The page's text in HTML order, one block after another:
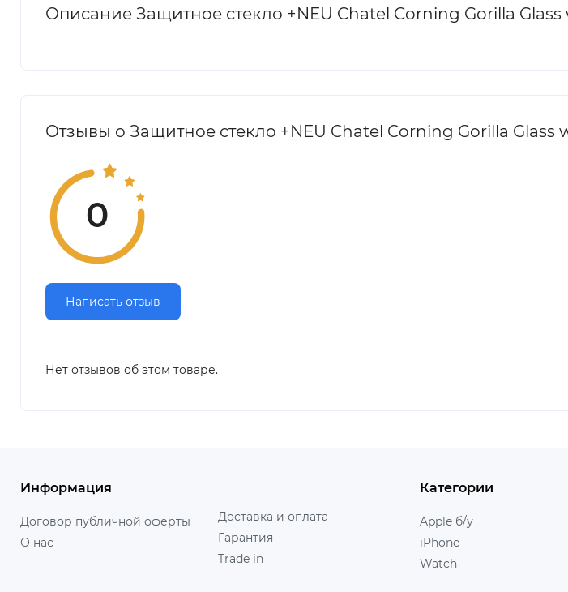
Описание Защитное стекло +NEU Chatel Corning Gorilla
Отзывы о Защитное стекло +NEU Chatel Corning Gorilla Glass
0
Написать отзыв
Нет отзывов об этом товаре.
Информация
Договор публичной оферты
О нас
Доставка и оплата
Гарантия
Trade in
Категории
Apple б/у
iPhone
Watch